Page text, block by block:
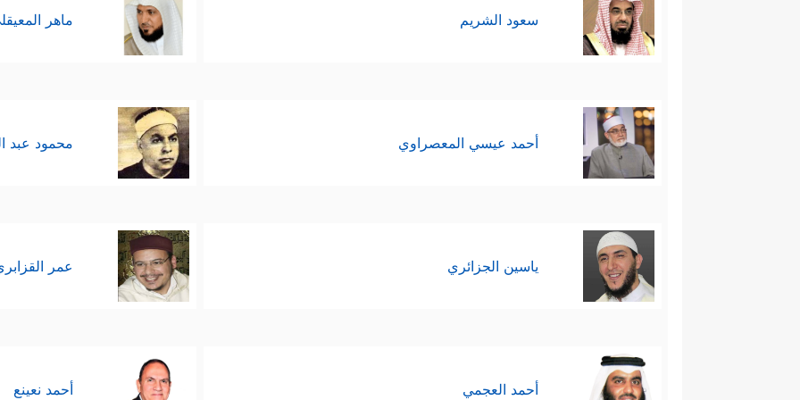
سعود الشريم ماهر
أحمد عيسي المعصراوي محمود عبد
ياسين الجزائري عمر
أحمد العجمي أحمد نعينع